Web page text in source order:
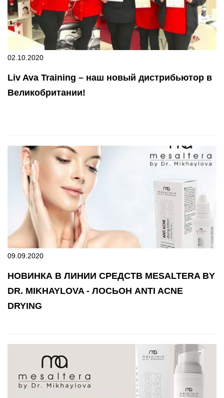
02.10.2020
Liv Ava Training – наш новый дистрибьютор в
Великобритании!
09.09.2020
НОВИНКА В ЛИНИИ СРЕДСТВ MESALTERA BY
DR. MIKHAYLOVA - ЛОСЬОН ANTI ACNE
DRYING